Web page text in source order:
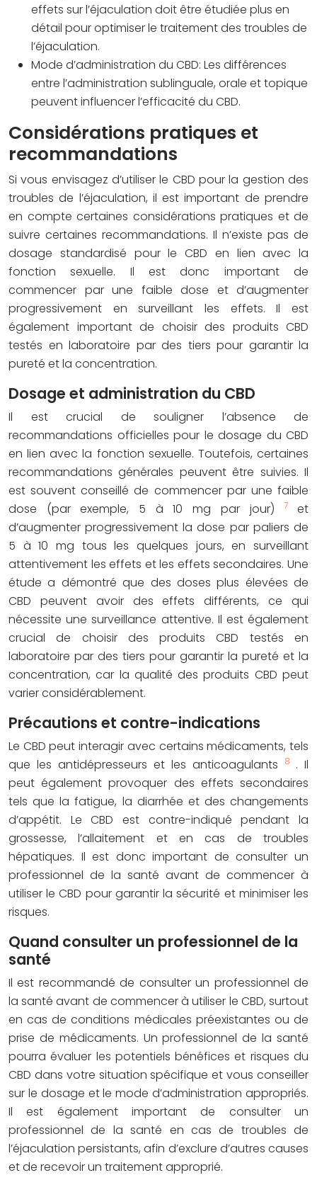
effets sur l’éjaculation doit être étudiée plus en
détail pour optimiser le traitement des troubles de
l’éjaculation.
Mode d’administration du CBD: Les différences
entre l’administration sublinguale, orale et topique
peuvent influencer l’efficacité du CBD.
Considérations pratiques et
recommandations
Si vous envisagez d’utiliser le CBD pour la gestion des
troubles de l’éjaculation, il est important de prendre
en compte certaines considérations pratiques et de
suivre certaines recommandations. Il n’existe pas de
dosage standardisé pour le CBD en lien avec la
fonction sexuelle. Il est donc important de
commencer par une faible dose et d’augmenter
progressivement en surveillant les effets. Il est
également important de choisir des produits CBD
testés en laboratoire par des tiers pour garantir la
pureté et la concentration.
Dosage et administration du CBD
Il est crucial de souligner l’absence de
recommandations officielles pour le dosage du CBD
en lien avec la fonction sexuelle. Toutefois, certaines
recommandations générales peuvent être suivies. Il
est souvent conseillé de commencer par une faible
dose (par exemple, 5 à 10 mg par jour)7 et
d’augmenter progressivement la dose par paliers de
5 à 10 mg tous les quelques jours, en surveillant
attentivement les effets et les effets secondaires. Une
étude a démontré que des doses plus élevées de
CBD peuvent avoir des effets différents, ce qui
nécessite une surveillance attentive. Il est également
crucial de choisir des produits CBD testés en
laboratoire par des tiers pour garantir la pureté et la
concentration, car la qualité des produits CBD peut
varier considérablement.
Précautions et contre-indications
Le CBD peut interagir avec certains médicaments, tels
que les antidépresseurs et les anticoagulants
8 . Il
peut également provoquer des effets secondaires
tels que la fatigue, la diarrhée et des changements
d’appétit. Le CBD est contre-indiqué pendant la
grossesse, l’allaitement et en cas de troubles
hépatiques. Il est donc important de consulter un
professionnel de la santé avant de commencer à
utiliser le CBD pour garantir la sécurité et minimiser les
risques.
Quand consulter un professionnel de la
santé
Il est recommandé de consulter un professionnel de
la santé avant de commencer à utiliser le CBD, surtout
en cas de conditions médicales préexistantes ou de
prise de médicaments. Un professionnel de la santé
pourra évaluer les potentiels bénéfices et risques du
CBD dans votre situation spécifique et vous conseiller
sur le dosage et le mode d’administration appropriés.
Il est également important de consulter un
professionnel de la santé en cas de troubles de
l’éjaculation persistants, afin d’exclure d’autres causes
et de recevoir un traitement approprié.